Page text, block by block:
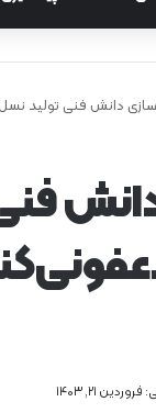
دانش فنی تولید نسل
۲۱, ۱۴۰۳